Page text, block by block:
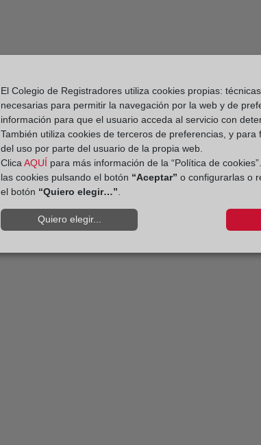
El Colegio de Registradores utiliza cookies propias:
necesarias para permitir la navegación por la web y de
información para que el usuario acceda al servicio con
También utiliza cookies de terceros de preferencias, y para
del uso por parte del usuario de la propia web.
Clica AQUÍ para más información de la “Política de
las cookies pulsando el botón “Aceptar” o configurarlas o
el botón “Quiero elegir…”
Quiero elegir...